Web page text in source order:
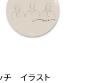
チ イラスト